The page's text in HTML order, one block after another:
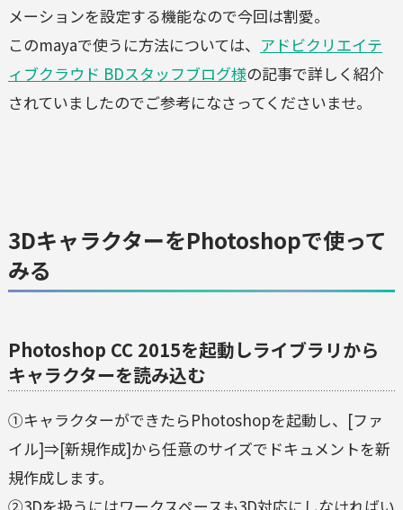
メーションを設定する機能なので今回は割愛。
このmayaで使うに方法については、 アドビクリエイテ
ィブクラウド BDスタッフブログ様の記事で詳しく紹介
されていましたのでご参考になさってくださいませ。
3DキャラクターをPhotoshopで使って
みる
Photoshop CC 2015を起動しライブラリから
キャラクターを読み込む
①キャラクターができたらPhotoshopを起動し、[ファ
イル]⇒[新規作成]から任意のサイズでドキュメントを新
規作成します。